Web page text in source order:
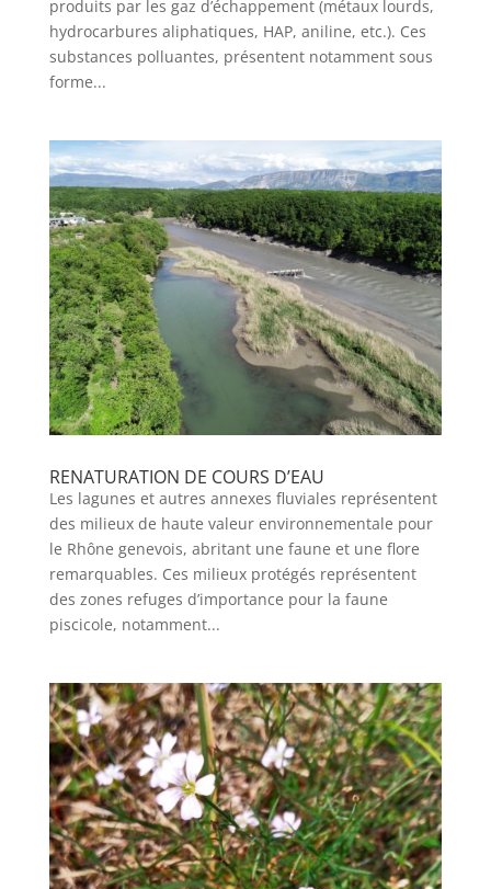
produits par les gaz d’échappement (métaux lourds,
hydrocarbures aliphatiques, HAP, aniline, etc.). Ces
substances polluantes, présentent notamment sous
forme...
RENATURATION DE COURS D’EAU
Les lagunes et autres annexes fluviales représentent
des milieux de haute valeur environnementale pour
le Rhône genevois, abritant une faune et une flore
remarquables. Ces milieux protégés représentent
des zones refuges d’importance pour la faune
piscicole, notamment...